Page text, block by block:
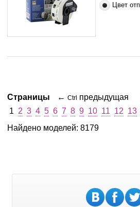
Цвет
Страницы ← Ctrl предыдущая
1 2 3 4 5 6 7 8 9 10 11 12 13
Найдено моделей: 8179